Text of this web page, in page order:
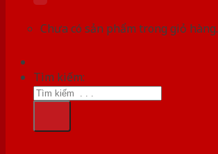
Chưa có sản phẩm trong giỏ hàng.
Tìm kiếm: